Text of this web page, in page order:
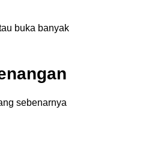
buka banyak
sebenarnya